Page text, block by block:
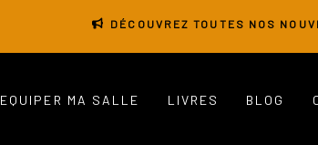
DÉCOUVREZ TOUTES NOS
EQUIPER MA SALLE LIVRES BLOG